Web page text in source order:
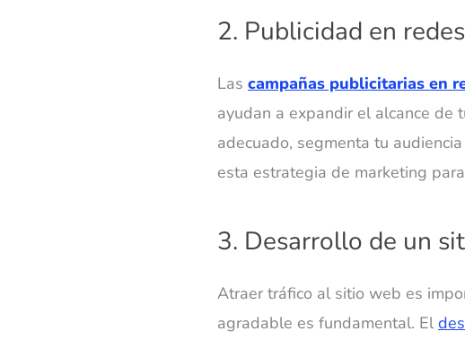
2. Publicidad en
Las campañas publicitarias en
ayudan a expandir el alcance de
adecuado, segmenta tu
esta estrategia de marketing
3. Desarrollo de un
Atraer tráfico al sitio web es
agradable es fundamental. El